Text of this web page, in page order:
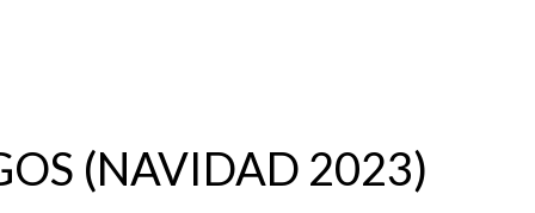
(NAVIDAD 2023)